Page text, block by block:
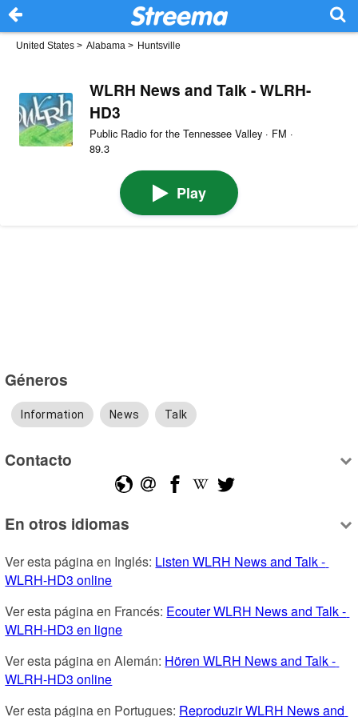
United States > Alabama > Huntsville
WLRH News and Talk - WLRH-
HD3
Public Radio for the Tennessee Valley · FM ·
89.3
Play
Géneros
Information News Talk
Contacto
En otros idiomas
Ver esta página en Inglés: Listen WLRH News and Talk -
WLRH-HD3 online
Ver esta página en Francés: Ecouter WLRH News and Talk -
WLRH-HD3 en ligne
Ver esta página en Alemán: Hören WLRH News and Talk -
WLRH-HD3 online
Ver esta página en Portugues: Reproduzir WLRH News and